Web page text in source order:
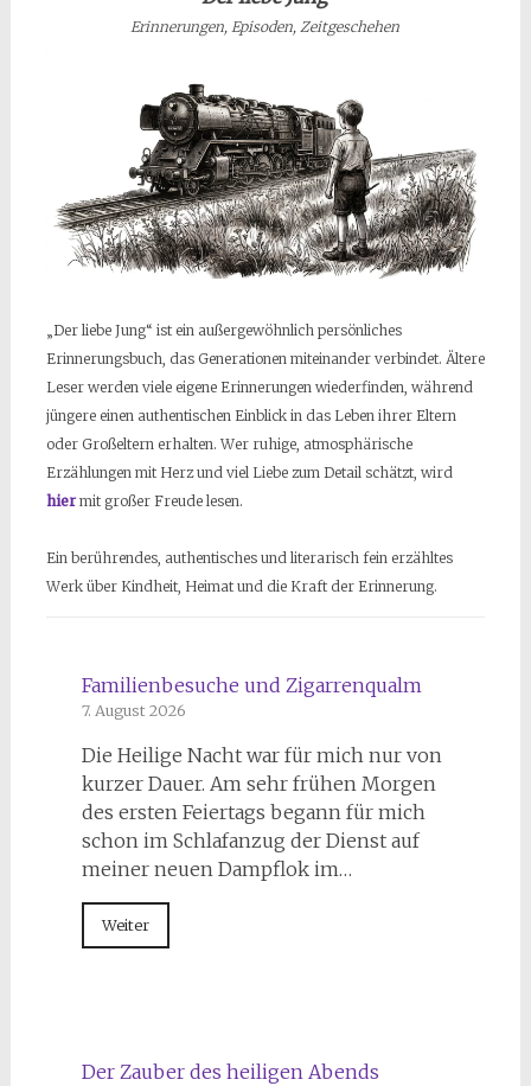
Erinnerungen, Episoden, Zeitgeschehen
„Der liebe Jung“ ist ein außergewöhnlich persönliches
Erinnerungsbuch, das Generationen miteinander verbindet. Ältere
Leser werden viele eigene Erinnerungen wiederfinden, während
jüngere einen authentischen Einblick in das Leben ihrer Eltern
oder Großeltern erhalten. Wer ruhige, atmosphärische
Erzählungen mit Herz und viel Liebe zum Detail schätzt, wird
hiermit großer Freude lesen.
Ein berührendes, authentisches und literarisch fein erzähltes
Werk über Kindheit, Heimat und die Kraft der Erinnerung.
Familienbesuche und Zigarrenqualm
7. August 2026
Die Heilige Nacht war für mich nur von
kurzer Dauer. Am sehr frühen Morgen
des ersten Feiertags begann für mich
schon im Schlafanzug der Dienst auf
meiner neuen Dampflok im…
Weiter
Der Zauber des heiligen Abends